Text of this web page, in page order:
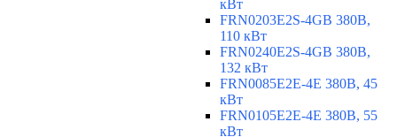
кВт
FRN0203E2S-4GB 380В,
110 кВт
FRN0240E2S-4GB 380В,
132 кВт
FRN0085E2E-4E 380В, 45
кВт
FRN0105E2E-4E 380В, 55
кВт